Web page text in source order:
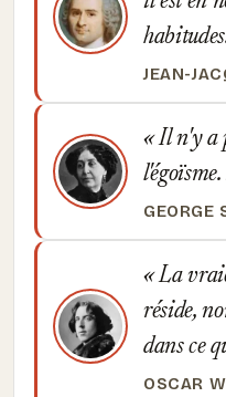
JEAN-
Il n'y a
l'égoïsme.
GEORGE
La
réside,
dans ce
OSCAR